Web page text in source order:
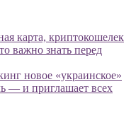
карта, криптокошелек
важно знать перед
новое «украинское»
— и приглашает всех